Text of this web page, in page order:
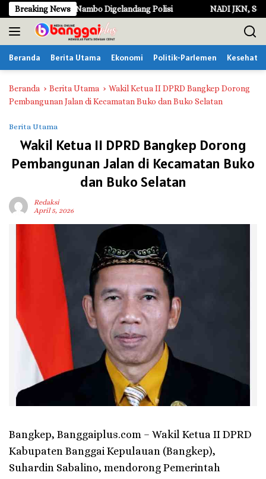
a
g
u
Breaking News
Pria Asal Nambo Digelandang Polisi NADI JKN, Solusi
Beranda Berita Utama Ekonomi Politik-Parlemen
Beranda Berita Utama
Wakil Ketua II DPRD Bangkep Dorong
Pembangunan Jalan di Kecamatan Buko dan Buko Selatan
Berita Utama
Wakil Ketua II DPRD Bangkep Dorong
Pembangunan Jalan di Kecamatan Buko
dan Buko Selatan
Redaksi
April 5, 2026
Bangkep, Banggaiplus.com – Wakil Ketua II DPRD
Kabupaten Banggai Kepulauan (Bangkep),
Suhardin Sabalino, mendorong Pemerintah